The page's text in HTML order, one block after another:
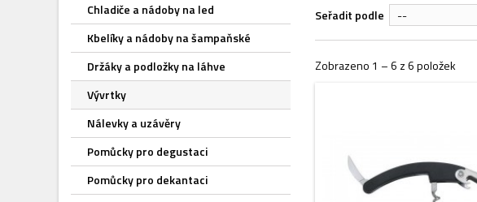
Chladiče a nádoby na led
Kbelíky a nádoby na šampaňské
Držáky a podložky na láhve
Vývrtky
Nálevky a uzávěry
Pomůcky pro degustaci
Pomůcky pro dekantaci
Seřadit podle --
Zobrazeno 1 – 6 z 6 položek